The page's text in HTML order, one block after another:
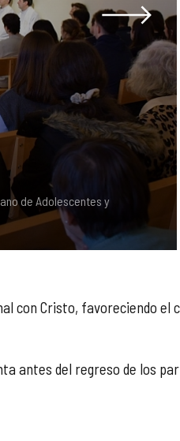
de Adolescentes y
con Cristo, favoreciendo
antes del regreso de los